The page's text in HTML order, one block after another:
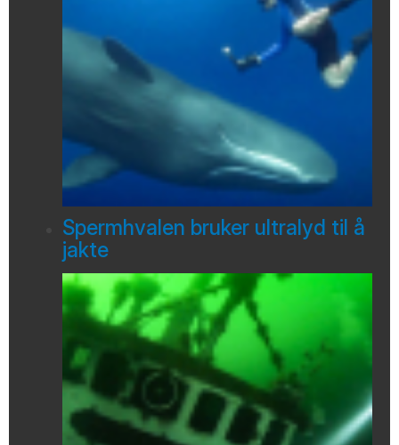
Spermhvalen bruker ultralyd til å
jakte